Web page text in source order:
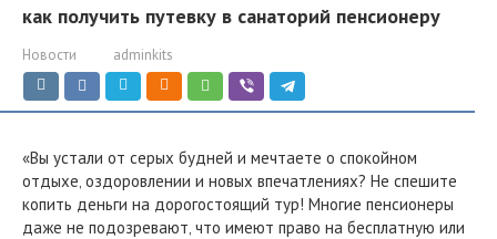
как получить путевку в санаторий пенсионеру
Новости adminkits
«Вы устали от серых будней и мечтаете о спокойном
отдыхе‚ оздоровлении и новых впечатлениях? Не спешите
копить деньги на дорогостоящий тур! Многие пенсионеры
даже не подозревают‚ что имеют право на бесплатную или